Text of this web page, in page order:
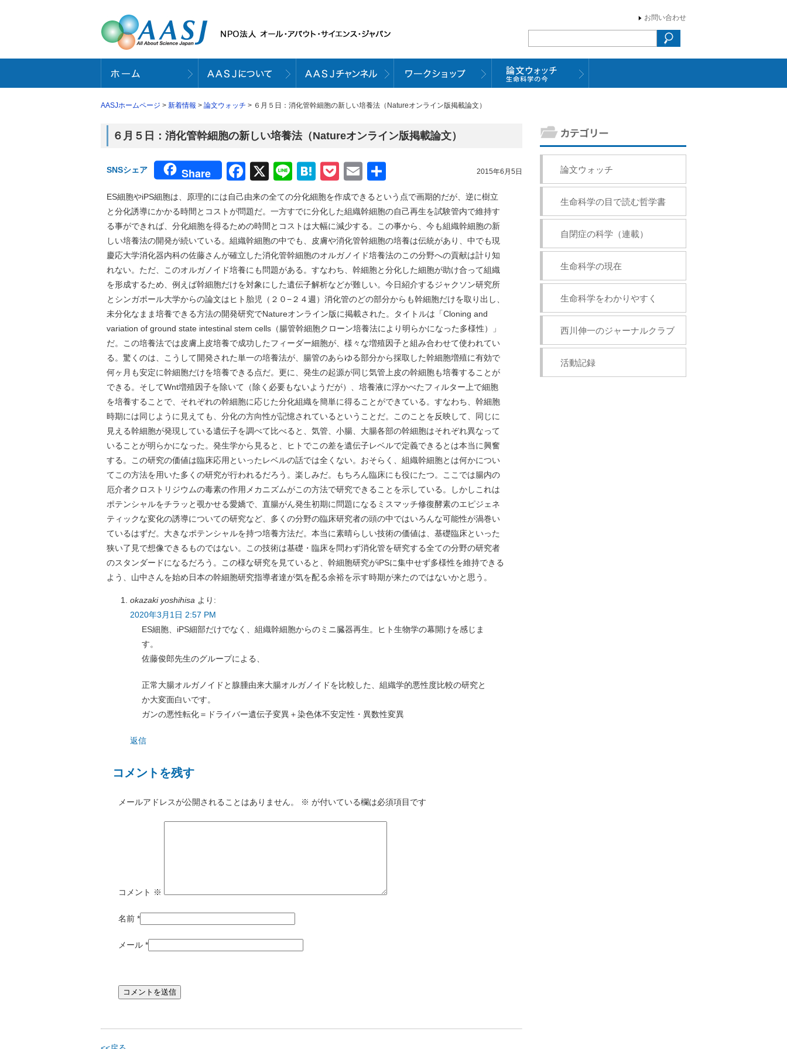
お問い合わせ
AASJホームページ > 新着情報 > 論文ウォッチ > ６月５日：消化管幹細胞の新しい培養法（Natureオンライン版掲載論文）
６月５日：消化管幹細胞の新しい培養法（Natureオンライン版掲載論文）
2015年6月5日
SNSシェア Share Facebook
X LineHatena
Pocket
Email
有
ES細胞やiPS細胞は、原理的には自己由来の全ての分化細胞を作成できるという点で画期的だが、逆に樹立
と分化誘導にかかる時間とコストが問題だ。一方すでに分化した組織幹細胞の自己再生を試験管内で維持す
る事ができれば、分化細胞を得るための時間とコストは大幅に減少する。この事から、今も組織幹細胞の新
しい培養法の開発が続いている。組織幹細胞の中でも、皮膚や消化管幹細胞の培養は伝統があり、中でも現
慶応大学消化器内科の佐藤さんが確立した消化管幹細胞のオルガノイド培養法のこの分野への貢献は計り知
れない。ただ、このオルガノイド培養にも問題がある。すなわち、幹細胞と分化した細胞が助け合って組織
を形成するため、例えば幹細胞だけを対象にした遺伝子解析などが難しい。今日紹介するジャクソン研究所
とシンガポール大学からの論文はヒト胎児（２０−２４週）消化管のどの部分からも幹細胞だけを取り出し、
未分化なまま培養できる方法の開発研究でNatureオンライン版に掲載された。タイトルは「Cloning and
variation of ground state intestinal stem cells（腸管幹細胞クローン培養法により明らかになった多様性）」
だ。この培養法では皮膚上皮培養で成功したフィーダー細胞が、様々な増殖因子と組み合わせて使われてい
る。驚くのは、こうして開発された単一の培養法が、腸管のあらゆる部分から採取した幹細胞増殖に有効で
何ヶ月も安定に幹細胞だけを培養できる点だ。更に、発生の起源が同じ気管上皮の幹細胞も培養することが
できる。そしてWnt増殖因子を除いて（除く必要もないようだが）、培養液に浮かべたフィルター上で細胞
を培養することで、それぞれの幹細胞に応じた分化組織を簡単に得ることができている。すなわち、幹細胞
時期には同じように見えても、分化の方向性が記憶されているということだ。このことを反映して、同じに
見える幹細胞が発現している遺伝子を調べて比べると、気管、小腸、大腸各部の幹細胞はそれぞれ異なって
いることが明らかになった。発生学から見ると、ヒトでこの差を遺伝子レベルで定義できるとは本当に興奮
する。この研究の価値は臨床応用といったレベルの話では全くない。おそらく、組織幹細胞とは何かについ
てこの方法を用いた多くの研究が行われるだろう。楽しみだ。もちろん臨床にも役にたつ。ここでは腸内の
厄介者クロストリジウムの毒素の作用メカニズムがこの方法で研究できることを示している。しかしこれは
ポテンシャルをチラッと覗かせる愛嬌で、直腸がん発生初期に問題になるミスマッチ修復酵素のエピジェネ
ティックな変化の誘導についての研究など、多くの分野の臨床研究者の頭の中ではいろんな可能性が渦巻い
ているはずだ。大きなポテンシャルを持つ培養方法だ。本当に素晴らしい技術の価値は、基礎臨床といった
狭い了見で想像できるものではない。この技術は基礎・臨床を問わず消化管を研究する全ての分野の研究者
のスタンダードになるだろう。この様な研究を見ていると、幹細胞研究がiPSに集中せず多様性を維持できる
よう、山中さんを始め日本の幹細胞研究指導者達が気を配る余裕を示す時期が来たのではないかと思う。
okazaki yoshihisa より:
2020年3月1日 2:57 PM
ES細胞、iPS細部だけでなく、組織幹細胞からのミニ臓器再生。ヒト生物学の幕開けを感じま
す。
佐藤俊郎先生のグループによる、
正常大腸オルガノイドと腺腫由来大腸オルガノイドを比較した、組織学的悪性度比較の研究と
か大変面白いです。
ガンの悪性転化＝ドライバー遺伝子変異＋染色体不安定性・異数性変異
返信
コメントを残す
メールアドレスが公開されることはありません。 ※ が付いている欄は必須項目です
コメント ※
名前 *
メール *
論文ウォッチ
生命科学の目で読む哲学書
自閉症の科学（連載）
生命科学の現在
生命科学をわかりやすく
西川伸一のジャーナルクラブ
活動記録